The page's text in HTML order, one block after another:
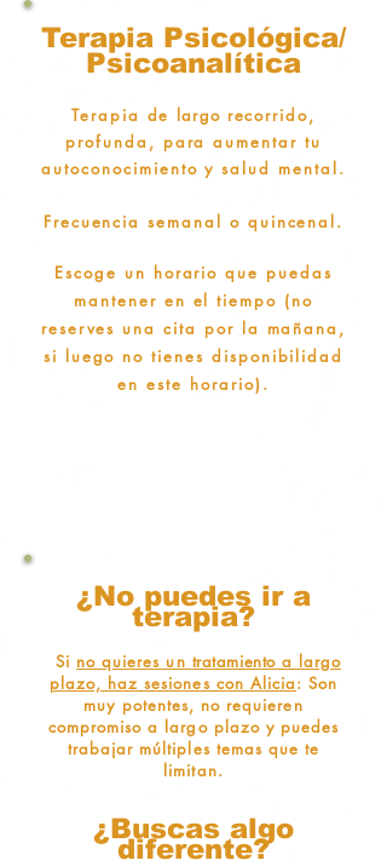
Terapia Psicológica/
Psicoanalítica
Terapia de largorecorrido,
profunda, para aumentar tu
autoconocimiento y salud mental.
Frecuencia semanal o quincenal.
Escoge un horario que puedas
mantener en el tiempo (no
reserves una cita por la mañana,
si luego no tienes disponibilidad
en este horario).
¿No puedes ir a
terapia?
Si no quieres un tratamientoa largo
plazo, haz sesiones con Alicia: Son
muy potentes, no requieren
compromiso a largo plazo y puedes
trabajar múltiples temas que te
limitan.
¿Buscas algo
diferente?